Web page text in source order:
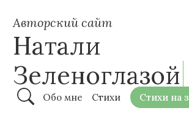
Авторский сайт
Натали
Зеленоглазой
Обо мне Стихи Стихи на